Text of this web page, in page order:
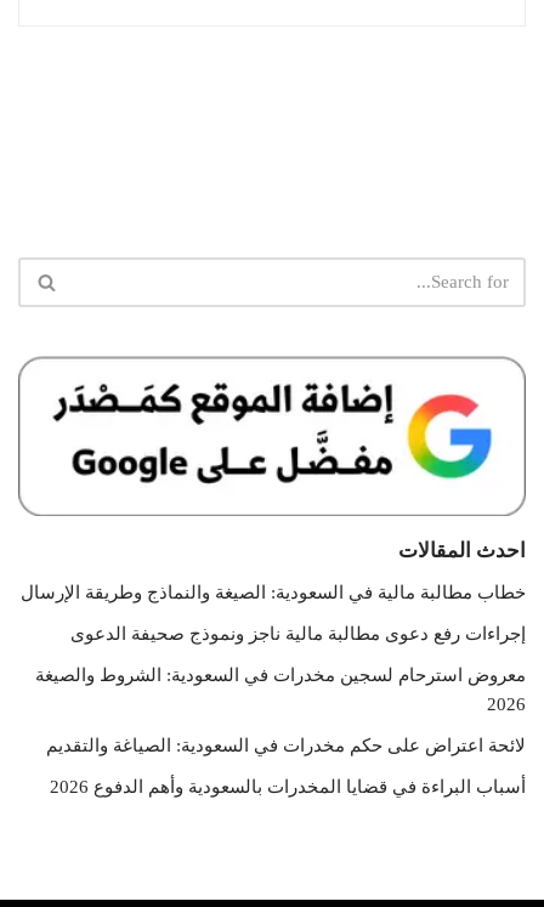
احدث المقالات
خطاب مطالبة مالية في السعودية: الصيغة والنماذج وطريقة الإرسال
إجراءات رفع دعوى مطالبة مالية ناجز ونموذج صحيفة الدعوى
معروض استرحام لسجين مخدرات في السعودية: الشروط والصيغة
2026
لائحة اعتراض على حكم مخدرات في السعودية: الصياغة والتقديم
أسباب البراءة في قضايا المخدرات بالسعودية وأهم الدفوع 2026